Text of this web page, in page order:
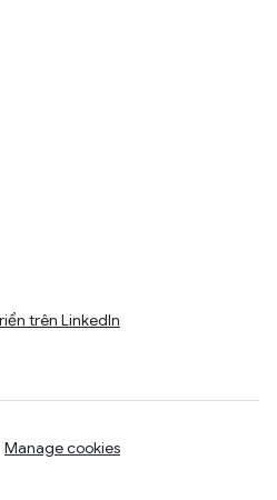
trên LinkedIn
Manage cookies